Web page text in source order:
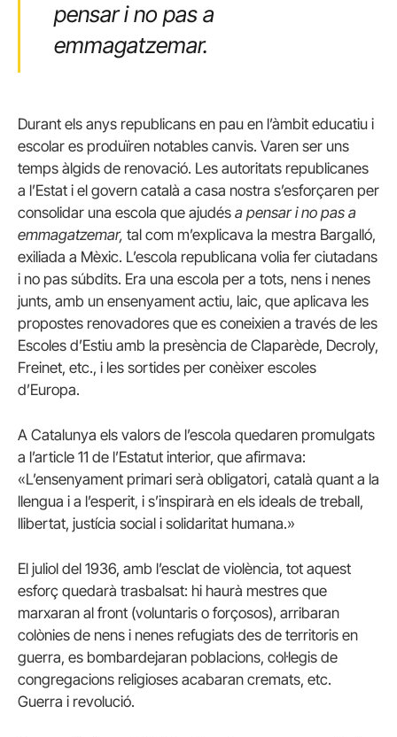
pensar i no pas a
emmagatzemar.
Durant els anys republicans en pau en l’àmbit educatiu i
escolar es produïren notables canvis. Varen ser uns
temps àlgids de renovació. Les autoritats republicanes
a l’Estat i el govern català a casa nostra s’esforçaren per
consolidar una escola que ajudés a pensar i no pas a
emmagatzemar, tal com m’explicava la mestra Bargalló,
exiliada a Mèxic. L’escola republicana volia fer ciutadans
i no pas súbdits. Era una escola per a tots, nens i nenes
junts, amb un ensenyament actiu, laic, que aplicava les
propostes renovadores que es coneixien a través de les
Escoles d’Estiu amb la presència de Claparède, Decroly,
Freinet, etc., i les sortides per conèixer escoles
d’Europa.
A Catalunya els valors de l’escola quedaren promulgats
a l’article 11 de l’Estatut interior, que afirmava:
«L’ensenyament primari serà obligatori, català quant a la
llengua i a l’esperit, i s’inspirarà en els ideals de treball,
llibertat, justícia social i solidaritat humana.»
El juliol del 1936, amb l’esclat de violència, tot aquest
esforç quedarà trasbalsat: hi haurà mestres que
marxaran al front (voluntaris o forçosos), arribaran
colònies de nens i nenes refugiats des de territoris en
guerra, es bombardejaran poblacions, col·legis de
congregacions religioses acabaran cremats, etc.
Guerra i revolució.